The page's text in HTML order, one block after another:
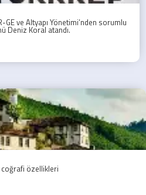
GE ve Altyapı Yönetimi’nden sorumlu
Deniz Koral atandı.
coğrafi özellikleri